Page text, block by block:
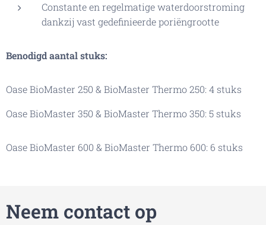
Constante en regelmatige waterdoorstroming
dankzij vast gedefinieerde poriëngrootte
Benodigd aantal stuks:
Oase BioMaster 250 & BioMaster Thermo 250: 4 stuks
Oase BioMaster 350 & BioMaster Thermo 350: 5 stuks
Oase BioMaster 600 & BioMaster Thermo 600: 6 stuks
Neem contact op